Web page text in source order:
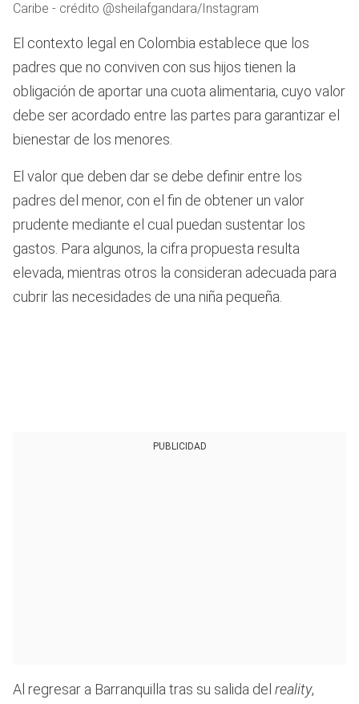
Caribe - crédito @sheilafgandara/Instagram
El contexto legal en Colombia establece que los
padres que no conviven con sus hijos tienen la
obligación de aportar una cuota alimentaria, cuyo valor
debe ser acordado entre las partes para garantizar el
bienestar de los menores.
El valor que deben dar se debe definir entre los
padres del menor, con el fin de obtener un valor
prudente mediante el cual puedan sustentar los
gastos. Para algunos, la cifra propuesta resulta
elevada, mientras otros la consideran adecuada para
cubrir las necesidades de una niña pequeña.
PUBLICIDAD
Al regresar a Barranquilla tras su salida del reality,